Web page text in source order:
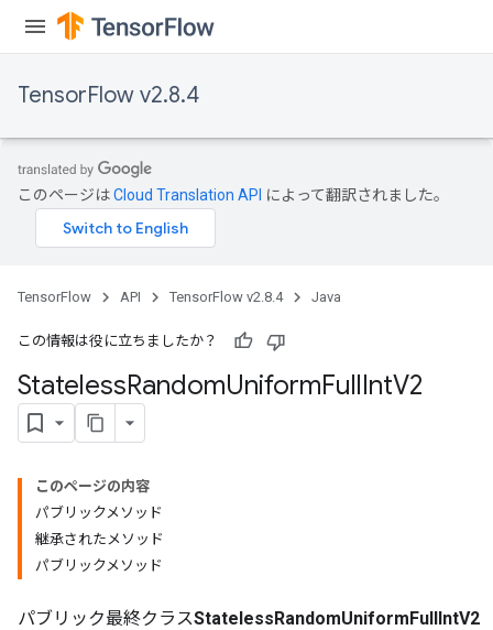
TensorFlow v2.8.4
このページはCloud Translation API によって翻訳されました。
TensorFlow API TensorFlow v2.8.4 Java
この情報は役に立ちましたか？
StatelessRandomUniformFullIntV2
このページの内容
パブリックメソッド
継承されたメソッド
パブリックメソッド
パブリック最終クラスStatelessRandomUniformFullIntV2